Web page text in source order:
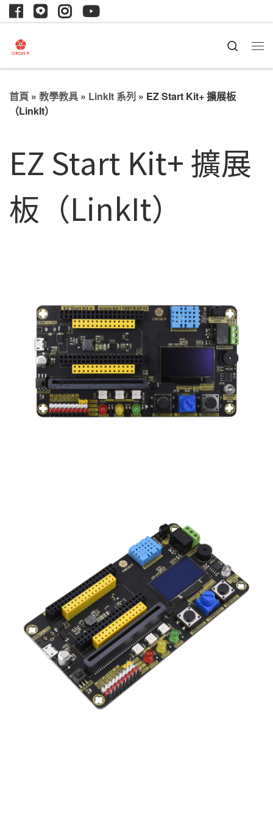
Search
首頁 » 教學教具 » LinkIt 系列 » EZ Start Kit+ 擴展板
（LinkIt）
EZ Start Kit+ 擴展
板（LinkIt）